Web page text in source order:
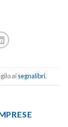
aisegnalibri.